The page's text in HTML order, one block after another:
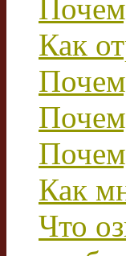
Как
Как
Что